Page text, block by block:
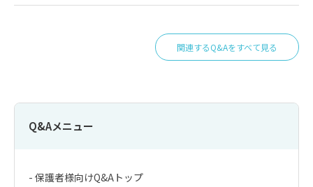
関連するQ&Aをすべて見る
Q&Aメニュー
- 保護者様向けQ&Aトップ